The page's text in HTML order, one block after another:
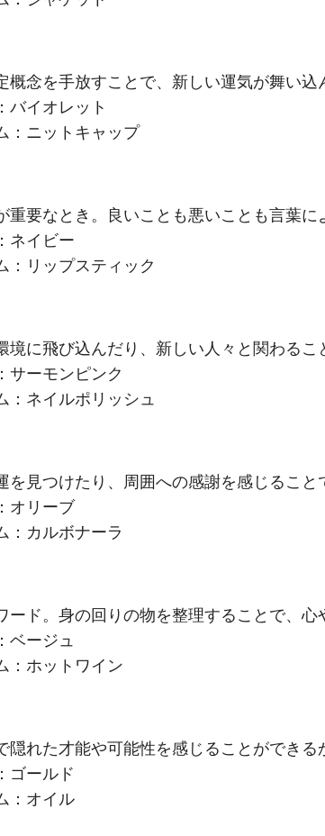
概念を手放すことで、新しい運気が舞い込
バイオレット
：ニットキャップ
重要なとき。良いことも悪いことも言葉に
ネイビー
：リップスティック
境に飛び込んだり、新しい人々と関わるこ
サーモンピンク
：ネイルポリッシュ
を見つけたり、周囲への感謝を感じること
オリーブ
：カルボナーラ
ード。身の回りの物を整理することで、心
ベージュ
：ホットワイン
隠れた才能や可能性を感じることができる
ゴールド
：オイル